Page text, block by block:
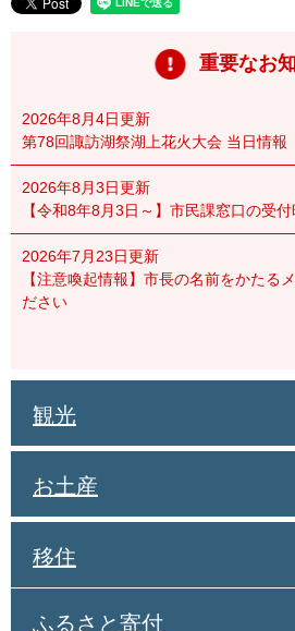
重要なお
2026年8月4日更新
第78回諏訪湖祭湖上花火大会 当日情報
2026年8月3日更新
【令和8年8月3日～】市民課窓口の受
2026年7月23日更新
【注意喚起情報】市長の名前をかたる
ださい
観光
お土産
移住
ふるさと寄付